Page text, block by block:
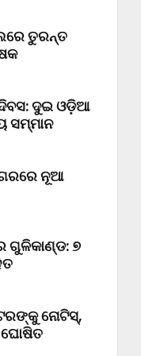
ତୁରନ୍ତ
ଦୁଇ ଓଡ଼ିଆ
ସମ୍ମାନ
ନୂଆ
ଗୁଳିକାଣ୍ଡ: ୭
ନୋଟିସ୍‌,
ଘୋଷିତ